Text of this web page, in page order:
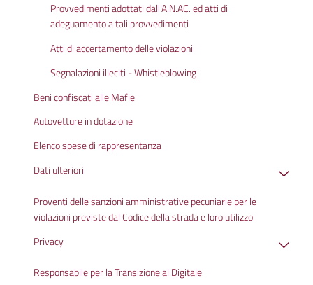
Provvedimenti adottati dall'A.N.AC. ed atti di
adeguamento a tali provvedimenti
Atti di accertamento delle violazioni
Segnalazioni illeciti - Whistleblowing
Beni confiscati alle Mafie
Autovetture in dotazione
Elenco spese di rappresentanza
Dati ulteriori
Proventi delle sanzioni amministrative pecuniarie per le
violazioni previste dal Codice della strada e loro utilizzo
Privacy
Responsabile per la Transizione al Digitale